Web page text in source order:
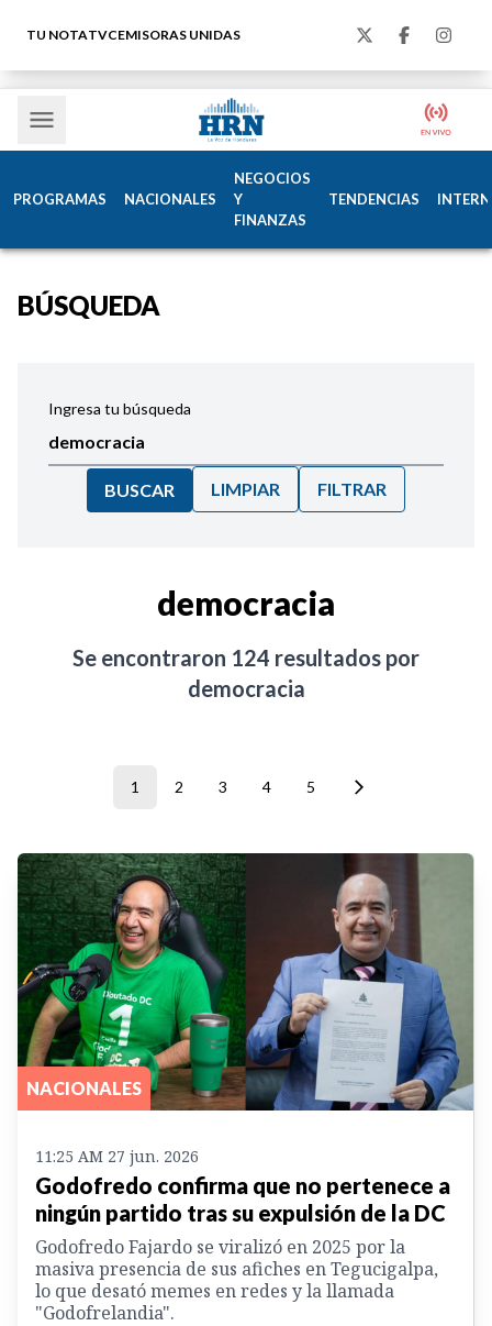
TU NOTATVCEMISORAS UNIDAS
PROGRAMAS NACIONALES
NEGOCIOS
Y
FINANZAS
TENDENCIAS
BÚSQUEDA
Ingresa tu búsqueda
BUSCAR LIMPIAR FILTRAR
democracia
Se encontraron 124 resultados por
democracia
1 2 3 4 5
NACIONALES
11:25 AM 27 jun. 2026
Godofredo confirma que no pertenece a
ningún partido tras su expulsión de la DC
Godofredo Fajardo se viralizó en 2025 por la
masiva presencia de sus afiches en Tegucigalpa,
lo que desató memes en redes y la llamada
"Godofrelandia".